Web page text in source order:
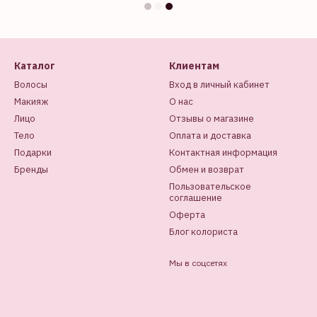
Каталог
Волосы
Макияж
Лицо
Тело
Подарки
Бренды
Клиентам
Вход в личный кабинет
О нас
Отзывы о магазине
Оплата и доставка
Контактная информация
Обмен и возврат
Пользовательское
соглашение
Оферта
Блог колориста
Мы в соцсетях